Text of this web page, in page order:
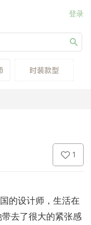
登录
1
的设计师，生活在
去了很大的紧张感